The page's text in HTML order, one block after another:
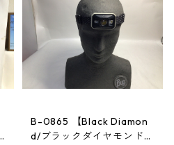
B-0865 【Black Diamon
d/ブラックダイヤモンド】